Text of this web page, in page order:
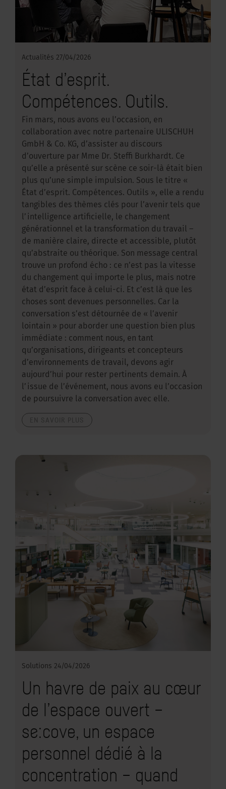
Actualités 27/04/2026
État d’esprit.
Compétences. Outils.
Fin mars, nous avons eu l’occasion, en
collaboration avec notre partenaire ULISCHUH
GmbH & Co. KG, d’assister au discours
d’ouverture par Mme Dr. Steffi Burkhardt. Ce
qu’elle a présenté sur scène ce soir-là était bien
plus qu’une simple impulsion. Sous le titre «
État d’esprit. Compétences. Outils », elle a rendu
tangibles des thèmes clés pour l’avenir tels que
l’intelligence artificielle, le changement
générationnel et la transformation du travail –
de manière claire, directe et accessible, plutôt
qu’abstraite ou théorique. Son message central
trouve un profond écho : ce n’est pas la vitesse
du changement qui importe le plus, mais notre
état d’esprit face à celui-ci. Et c’est là que les
choses sont devenues personnelles. Car la
conversation s’est détournée de « l’avenir
lointain » pour aborder une question bien plus
immédiate : comment nous, en tant
qu’organisations, dirigeants et concepteurs
d’environnements de travail, devons agir
aujourd’hui pour rester pertinents demain. À
l’issue de l’événement, nous avons eu l’occasion
de poursuivre la conversation avec elle.
Solutions 24/04/2026
Un havre de paix au cœur
de l’espace ouvert –
se:cove, un espace
personnel dédié à la
concentration – quand